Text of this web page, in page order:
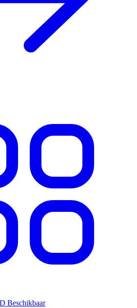
Beschikbaar